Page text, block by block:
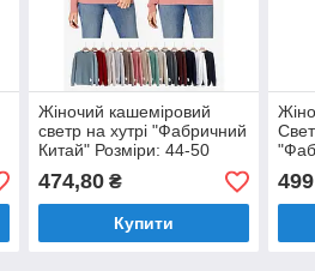
Жіночий кашеміровий
светр на хутрі "Фабричний
Китай" Розміри: 44-50
(39011)
474,80₴
Купити